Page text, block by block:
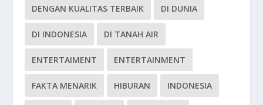
DENGAN KUALITAS TERBAIK DI DUNIA
DI INDONESIA DI TANAH AIR
ENTERTAIMENT ENTERTAINMENT
FAKTA MENARIK HIBURAN INDONESIA